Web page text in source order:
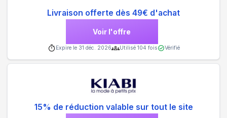
Livraison offerte dès 49€ d'achat
Voir l'offre
Expire le 31 déc. 2026 Utilisé 104 fois Vérifié
15% de réduction valable sur tout le site